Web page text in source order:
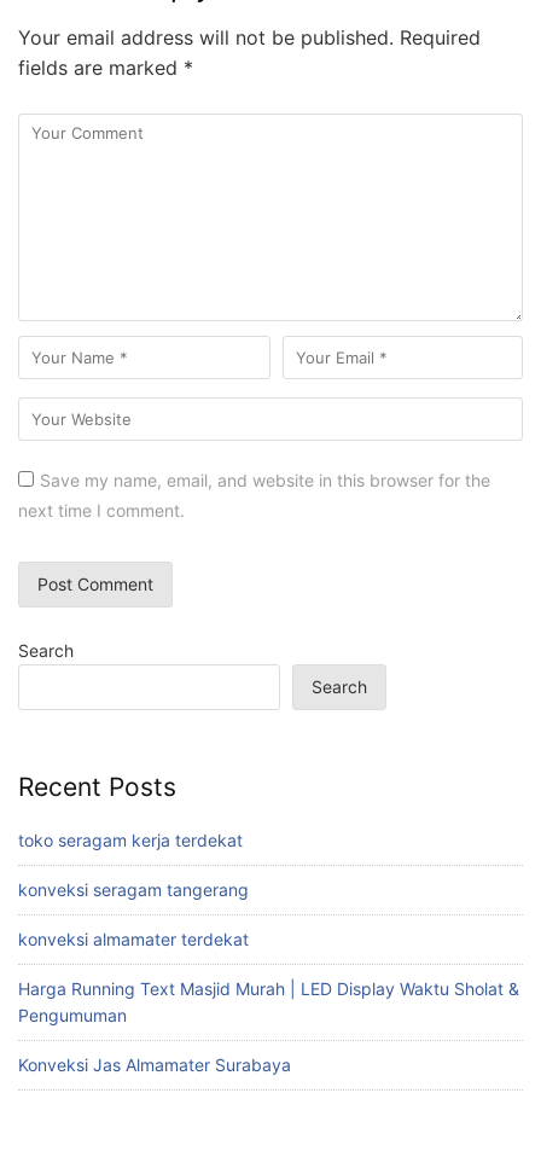
Your email address will not be published. Required
fields are marked *
Save my name, email, and website in this browser for the
next time I comment.
Search
Search
Recent Posts
toko seragam kerja terdekat
konveksi seragam tangerang
konveksi almamater terdekat
Harga Running Text Masjid Murah | LED Display Waktu Sholat &
Pengumuman
Konveksi Jas Almamater Surabaya